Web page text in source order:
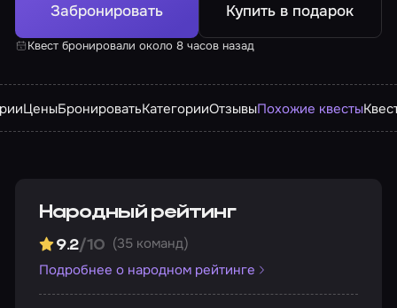
Забронировать Купить в подарок
Квест бронировали около 8 часов назад
ЦеныБронироватьКатегорииОтзывыПохожие квесты
Народный рейтинг
9.2/10 (35 команд)
Подробнее о народном рейтинге